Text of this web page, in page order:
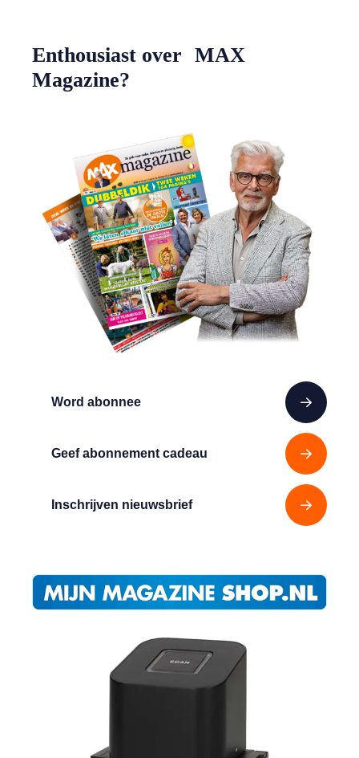
Word abonnee
Geef abonnement cadeau
Inschrijven nieuwsbrief
Enthousiast over MAX
Magazine?